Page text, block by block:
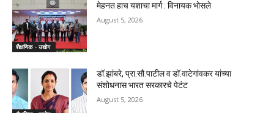
शैक्षणिक - उद्योग
मेहनत हाच यशाचा मार्ग : विनायक भोसले
August 5, 2026
डॉ.झांबरे, प्रा.सौ.पाटील व डॉ.वाटेगांवकर यांच्या
संशोधनास भारत सरकारचे पेटंट
August 5, 2026